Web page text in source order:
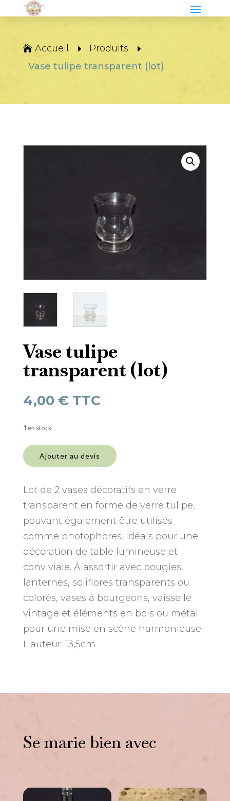
Accueil
Produits
Vase tulipe transparent (lot)
Vase tulipe
transparent (lot)
4,00 € TTC
1 en stock
de
Vase
transparent
Ajouter au devis
Lot de 2 vases décoratifs en verre
transparent en forme de verre tulipe,
pouvant également être utilisés
comme photophores. Idéals pour une
décoration de table lumineuse et
conviviale. À assortir avec bougies,
lanternes, soliflores transparents ou
colorés, vases à bourgeons, vaisselle
vintage et éléments en bois ou métal
pour une mise en scène harmonieuse.
Hauteur: 13,5cm
Se marie bien avec